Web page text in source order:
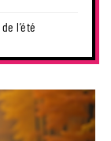
l’été